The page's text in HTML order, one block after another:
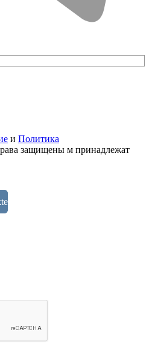
и Политика
защищены м принадлежат